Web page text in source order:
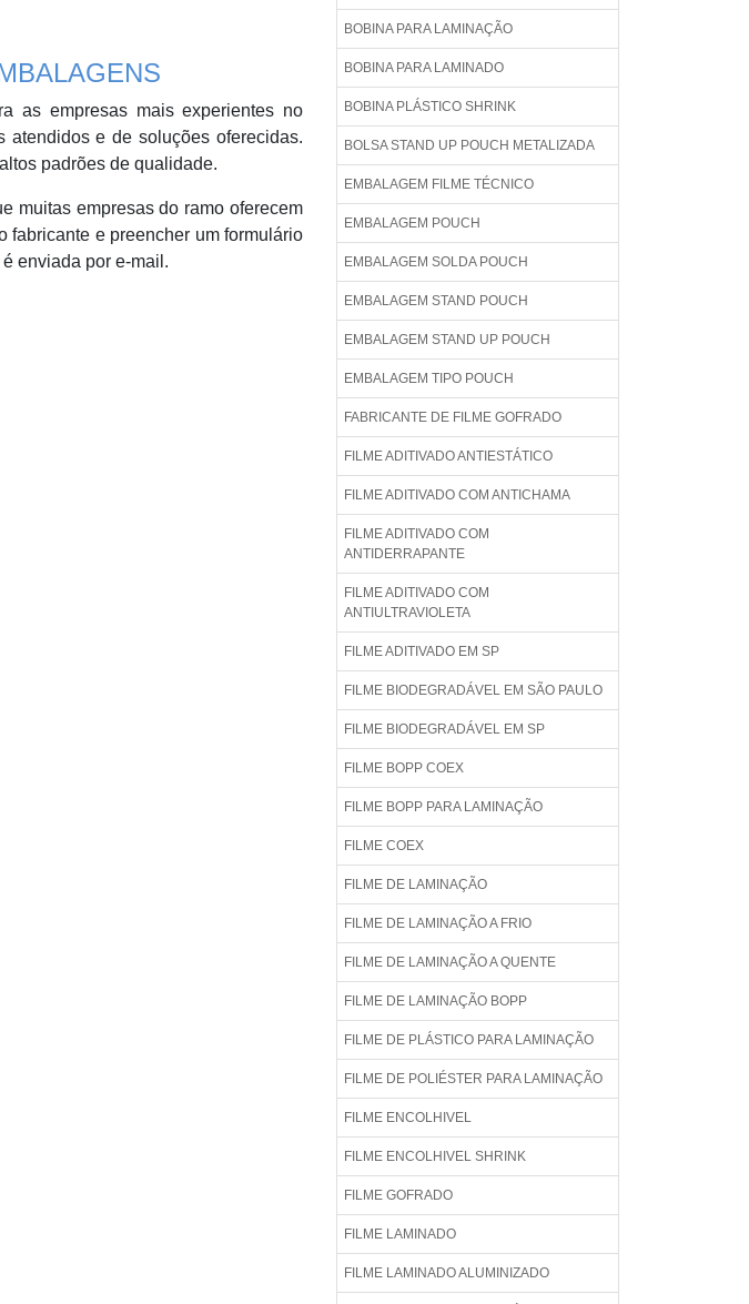
as empresas mais experientes no
atendidos e de soluções oferecidas.
padrões de qualidade.
muitas empresas do ramo oferecem
fabricante e preencher um formulário
enviada por e-mail.
BOBINA PARA LAMINAÇÃO
BOBINA PARA LAMINADO
BOBINA PLÁSTICO SHRINK
BOLSA STAND UP POUCH METALIZADA
EMBALAGEM FILME TÉCNICO
EMBALAGEM POUCH
EMBALAGEM SOLDA POUCH
EMBALAGEM STAND POUCH
EMBALAGEM STAND UP POUCH
EMBALAGEM TIPO POUCH
FABRICANTE DE FILME GOFRADO
FILME ADITIVADO ANTIESTÁTICO
FILME ADITIVADO COM ANTICHAMA
FILME ADITIVADO COM
ANTIDERRAPANTE
FILME ADITIVADO COM
ANTIULTRAVIOLETA
FILME ADITIVADO EM SP
FILME BIODEGRADÁVEL EM SÃO PAULO
FILME BIODEGRADÁVEL EM SP
FILME BOPP COEX
FILME BOPP PARA LAMINAÇÃO
FILME COEX
FILME DE LAMINAÇÃO
FILME DE LAMINAÇÃO A FRIO
FILME DE LAMINAÇÃO A QUENTE
FILME DE LAMINAÇÃO BOPP
FILME DE PLÁSTICO PARA LAMINAÇÃO
FILME DE POLIÉSTER PARA LAMINAÇÃO
FILME ENCOLHIVEL
FILME ENCOLHIVEL SHRINK
FILME GOFRADO
FILME LAMINADO
FILME LAMINADO ALUMINIZADO